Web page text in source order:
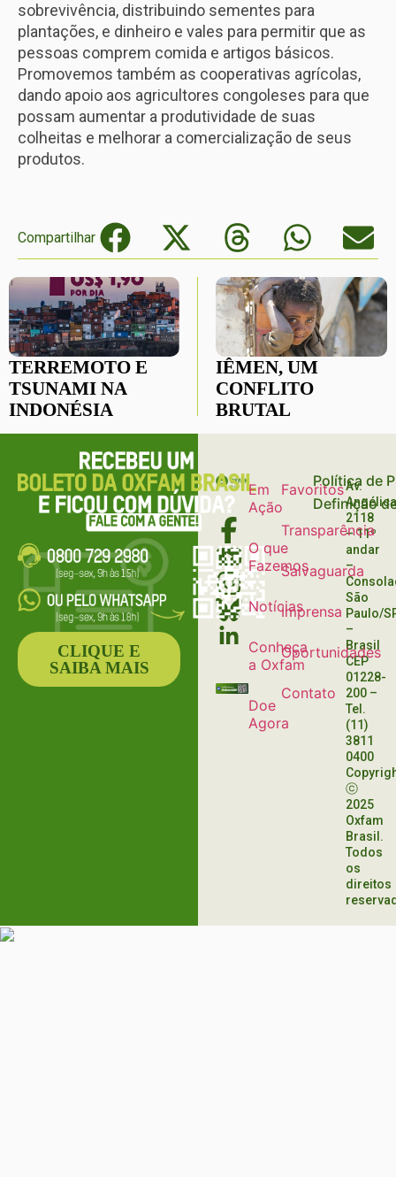
sobrevivência, distribuindo sementes para
plantações, e dinheiro e vales para permitir que as
pessoas comprem comida e artigos básicos.
Promovemos também as cooperativas agrícolas,
dando apoio aos agricultores congoleses para que
possam aumentar a produtividade de suas
colheitas e melhorar a comercialização de seus
produtos.
Compartilhar
TERREMOTO E
TSUNAMI NA
INDONÉSIA
IÊMEN, UM
CONFLITO
BRUTAL
Em
Ação
O que
Fazemos
Notícias
Conheça
a Oxfam
Doe
Agora
Favoritos
Transparência
Salvaguarda
Imprensa
Oportunidades
Contato
Política de
Definição
Av.
2118
– 11º
andar
–
São
Paulo/
–
Brasil
CEP
01228-
200 –
Tel.
(11)
3811
0400
ⓒ
2025
Oxfam
Brasil.
Todos
os
direitos
CLIQUE E
SAIBA MAIS